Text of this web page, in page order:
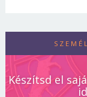
Készítsd el